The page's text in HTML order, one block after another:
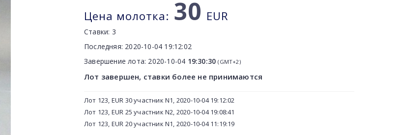
Цена молотка: 30 EUR
Ставки: 3
Последняя: 2020-10-04 19:12:02
Завершение лота: 2020-10-04 19:30:30 (GMT+2)
Лот завершен, ставки более не принимаются
Лот 123, EUR 30 участник N1, 2020-10-04 19:12:02
Лот 123, EUR 25 участник N2, 2020-10-04 19:08:41
Лот 123, EUR 20 участник N1, 2020-10-04 11:19:19